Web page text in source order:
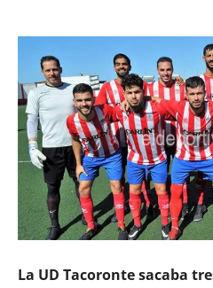
La UD Tacoronte sacaba